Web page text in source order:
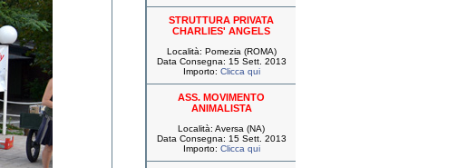
STRUTTURA PRIVATA
CHARLIES' ANGELS
Località: Pomezia (ROMA)
Data Consegna: 15 Sett. 2013
Importo: Clicca qui
ASS. MOVIMENTO
ANIMALISTA
Località: Aversa (NA)
Data Consegna: 15 Sett. 2013
Importo: Clicca qui